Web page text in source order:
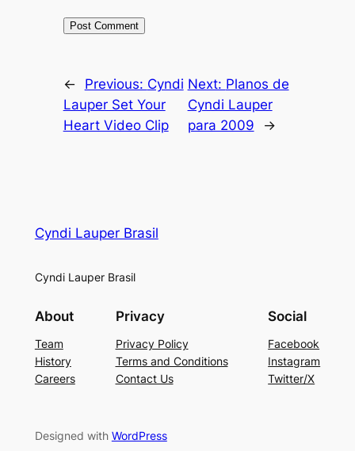
← Previous: Cyndi
Lauper Set Your
Heart Video Clip
Next: Planos de
Cyndi Lauper
para 2009
→
Cyndi Lauper Brasil
Cyndi Lauper Brasil
About
Team
History
Careers
Privacy
Privacy Policy
Terms and Conditions
Contact Us
Social
Facebook
Instagram
Twitter/X
Designed with WordPress